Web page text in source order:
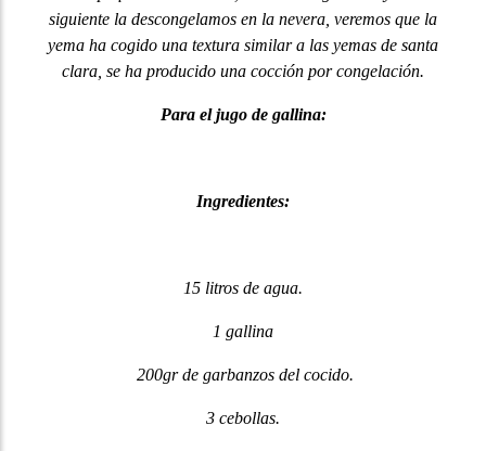
siguiente la descongelamos en la nevera, veremos que la
yema ha cogido una textura similar a las yemas de santa
clara, se ha producido una cocción por congelación.
Para el jugo de gallina:
Ingredientes:
15 litros de agua.
1 gallina
200gr de garbanzos del cocido.
3 cebollas.